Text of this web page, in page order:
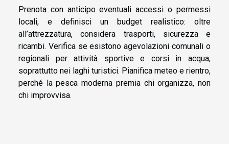
Prenota con anticipo eventuali accessi o permessi
locali, e definisci un budget realistico: oltre
all’attrezzatura, considera trasporti, sicurezza e
ricambi. Verifica se esistono agevolazioni comunali o
regionali per attività sportive e corsi in acqua,
soprattutto nei laghi turistici. Pianifica meteo e rientro,
perché la pesca moderna premia chi organizza, non
chi improvvisa.